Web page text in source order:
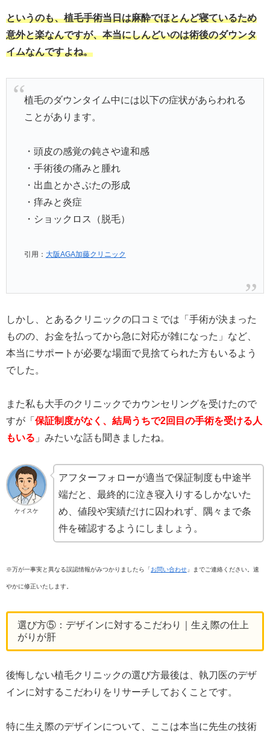
というのも、植毛手術当日は麻酔でほとんど寝ているため
意外と楽なんですが、本当にしんどいのは術後のダウンタ
イムなんですよね。
植毛のダウンタイム中には以下の症状があらわれる
ことがあります。
・頭皮の感覚の鈍さや違和感
・手術後の痛みと腫れ
・出血とかさぶたの形成
・痒みと炎症
・ショックロス（脱毛）
引用： 大阪AGA加藤クリニック
しかし、とあるクリニックの口コミでは「手術が決まった
ものの、お金を払ってから急に対応が雑になった」など、
本当にサポートが必要な場面で見捨てられた方もいるよう
でした。
また私も大手のクリニックでカウンセリングを受けたので
すが「 保証制度がなく、結局うちで2回目の手術を受ける人
もいる 」みたいな話も聞きましたね。
ケイスケ
アフターフォローが適当で保証制度も中途半
端だと、最終的に泣き寝入りするしかないた
め、値段や実績だけに囚われず、隅々まで条
件を確認するようにしましょう。
※万が一事実と異なる誤認情報がみつかりましたら「お問い合わせ 」までご連絡ください。速
やかに修正いたします。
選び方⑤：デザインに対するこだわり｜生え際の仕上
がりが肝
後悔しない植毛クリニックの選び方最後は、執刀医のデザ
インに対するこだわりをリサーチしておくことです。
特に生え際のデザインについて、ここは本当に先生の技術